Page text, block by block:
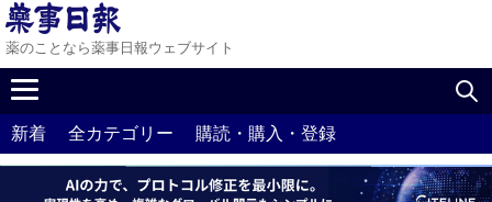
薬のことなら薬事日報ウェブサイト
新着 全カテゴリー 購読・購入・登録